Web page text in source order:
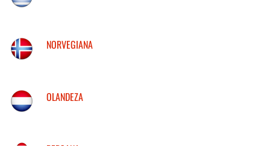
NORVEGIANA
OLANDEZA